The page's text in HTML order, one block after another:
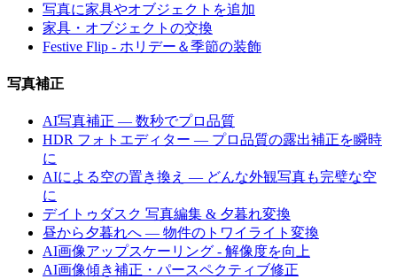
写真に家具やオブジェクトを追加
家具・オブジェクトの交換
Festive Flip - ホリデー＆季節の装飾
写真補正
AI写真補正 — 数秒でプロ品質
HDR フォトエディター — プロ品質の露出補正を瞬時
に
AIによる空の置き換え — どんな外観写真も完璧な空
に
デイトゥダスク 写真編集 & 夕暮れ変換
昼から夕暮れへ — 物件のトワイライト変換
AI画像アップスケーリング - 解像度を向上
AI画像傾き補正・パースペクティブ修正